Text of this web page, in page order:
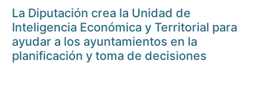
La Diputación crea la Unidad de
Inteligencia Económica y Territorial para
ayudar a los ayuntamientos en la
planificación y toma de decisiones